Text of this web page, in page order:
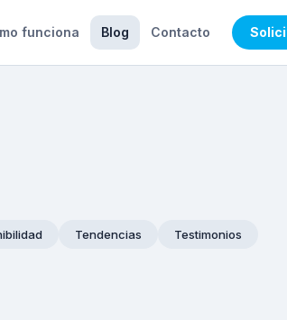
funciona Blog Contacto
Tendencias Testimonios